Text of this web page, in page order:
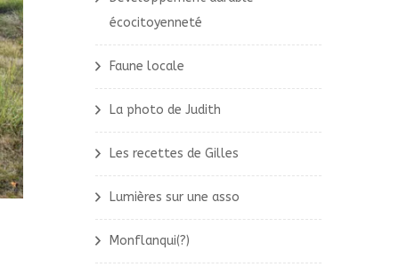
écocitoyenneté
Faune locale
La photo de Judith
Les recettes de Gilles
Lumières sur une asso
Monflanqui(?)